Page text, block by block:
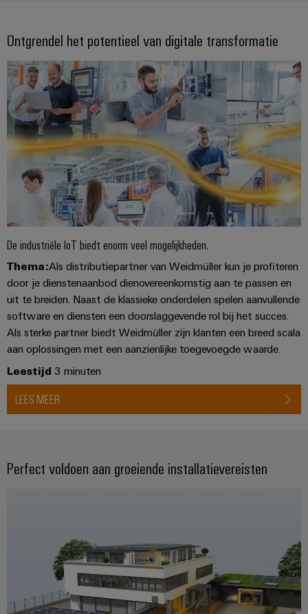
Ontgrendel het potentieel van digitale transformatie
De industriële IoT biedt enorm veel mogelijkheden.
Thema:Als distributiepartner van Weidmüller kun je profiteren
door je dienstenaanbod dienovereenkomstig aan te passen en
uit te breiden. Naast de klassieke onderdelen spelen aanvullende
software en diensten een doorslaggevende rol bij het succes.
Als sterke partner biedt Weidmüller zijn klanten een breed scala
aan oplossingen met een aanzienlijke toegevoegde waarde.
Leestijd 3 minuten
LEES MEER
Perfect voldoen aan groeiende installatievereisten